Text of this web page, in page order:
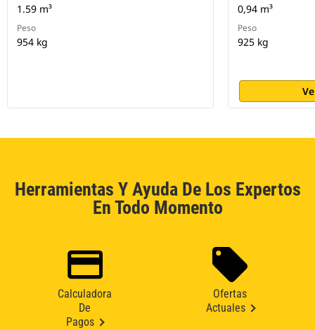
1.59 m³
Peso
954 kg
0,94 m³
Peso
925 kg
Herramientas Y Ayuda De Los Expertos
En Todo Momento
Calculadora
De
Pagos
Ofertas
Actuales